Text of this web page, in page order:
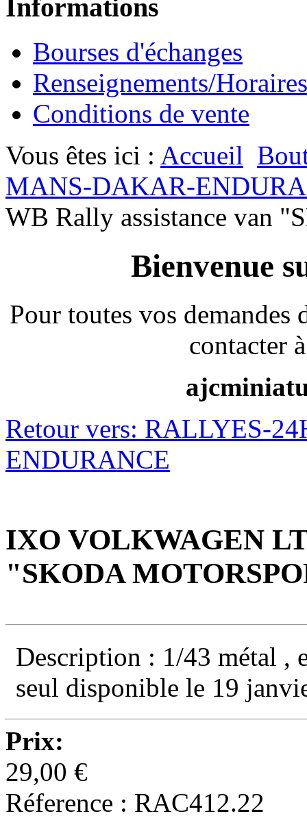
Informations
Bourses d'échanges
Renseignements/Horaires
Conditions de vente
Vous êtes ici : Accueil
MANS-DAKAR-
WB Rally assistance van
Bienvenue
Pour toutes vos
contacter
Retour vers: RALLYES-
ENDURANCE
IXO VOLKWAGEN
"SKODA
Description : 1/43 métal ,
seul disponible le 19
Prix:
29,00 €
Réference : RAC412.22